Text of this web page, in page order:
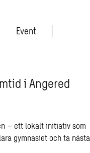
Event
i Angered
– ett lokalt initiativ som
gymnasiet och ta nästa